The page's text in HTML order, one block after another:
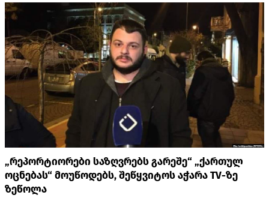
„რეპორტიორები საზღვრებს გარეშე“ „ქართულ
ოცნებას“ მოუწოდებს, შეწყვიტოს აჭარა TV-ზე
ზეწოლა